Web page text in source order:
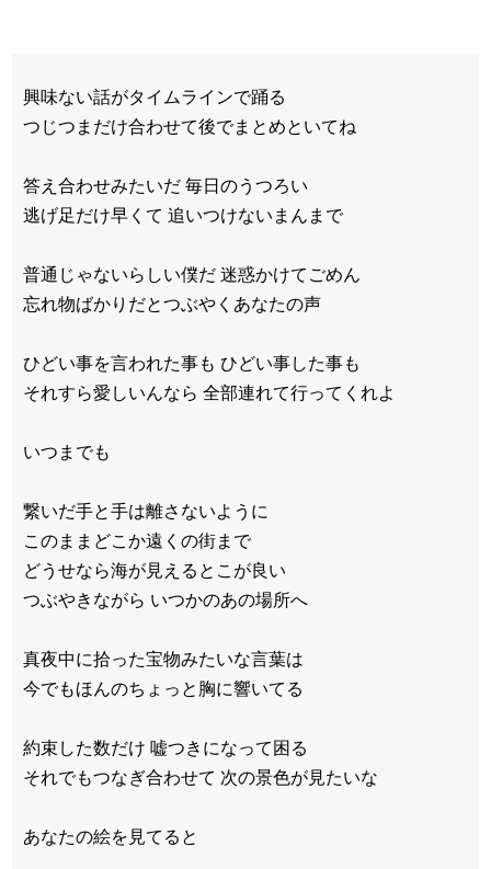
興味ない話がタイムラインで踊る
つじつまだけ合わせて後でまとめといてね
答え合わせみたいだ 毎日のうつろい
逃げ足だけ早くて 追いつけないまんまで
普通じゃないらしい僕だ 迷惑かけてごめん
忘れ物ばかりだとつぶやくあなたの声
ひどい事を言われた事も ひどい事した事も
それすら愛しいんなら 全部連れて行ってくれよ
いつまでも
繋いだ手と手は離さないように
このままどこか遠くの街まで
どうせなら海が見えるとこが良い
つぶやきながら いつかのあの場所へ
真夜中に拾った宝物みたいな言葉は
今でもほんのちょっと胸に響いてる
約束した数だけ 嘘つきになって困る
それでもつなぎ合わせて 次の景色が見たいな
あなたの絵を見てると